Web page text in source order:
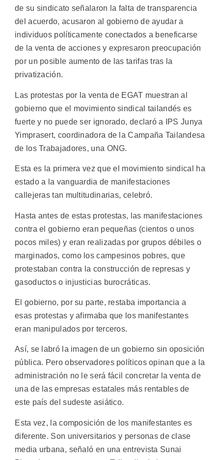
de su sindicato señalaron la falta de transparencia
del acuerdo, acusaron al gobierno de ayudar a
individuos políticamente conectados a beneficarse
de la venta de acciones y expresaron preocupación
por un posible aumento de las tarifas tras la
privatización.
Las protestas por la venta de EGAT muestran al
gobierno que el movimiento sindical tailandés es
fuerte y no puede ser ignorado, declaró a IPS Junya
Yimprasert, coordinadora de la Campaña Tailandesa
de los Trabajadores, una ONG.
Esta es la primera vez que el movimiento sindical ha
estado a la vanguardia de manifestaciones
callejeras tan multitudinarias, celebró.
Hasta antes de estas protestas, las manifestaciones
contra el gobierno eran pequeñas (cientos o unos
pocos miles) y eran realizadas por grupos débiles o
marginados, como los campesinos pobres, que
protestaban contra la construcción de represas y
gasoductos o injusticias burocráticas.
El gobierno, por su parte, restaba importancia a
esas protestas y afirmaba que los manifestantes
eran manipulados por terceros.
Así, se labró la imagen de un gobierno sin oposición
pública. Pero observadores políticos opinan que a la
administración no le será fácil concretar la venta de
una de las empresas estatales más rentables de
este país del sudeste asiático.
Esta vez, la composición de los manifestantes es
diferente. Son universitarios y personas de clase
media urbana, señaló en una entrevista Sunai